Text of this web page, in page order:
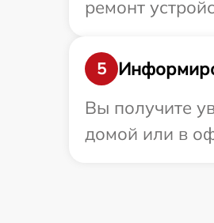
ремонт
5
Вы получите
домой или в